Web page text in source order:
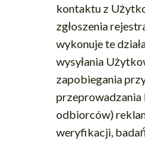
kontaktu z
zgłoszenia
wykonuje te
wysyłania
zapobiegania
przeprowadzania
odbiorców)
weryfikacji,